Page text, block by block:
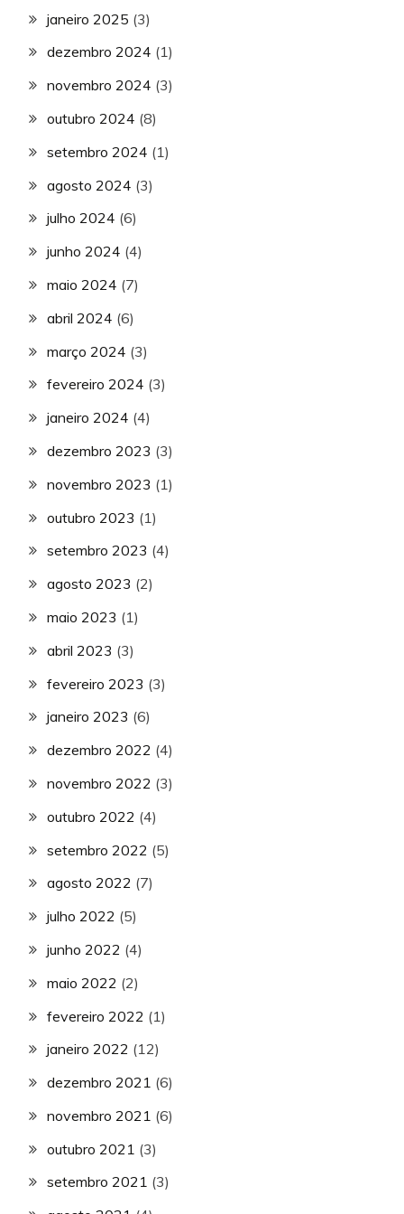
janeiro 2025 (3)
dezembro 2024 (1)
novembro 2024 (3)
outubro 2024 (8)
setembro 2024 (1)
agosto 2024 (3)
julho 2024 (6)
junho 2024 (4)
maio 2024 (7)
abril 2024 (6)
março 2024 (3)
fevereiro 2024 (3)
janeiro 2024 (4)
dezembro 2023 (3)
novembro 2023 (1)
outubro 2023 (1)
setembro 2023 (4)
agosto 2023 (2)
maio 2023 (1)
abril 2023 (3)
fevereiro 2023 (3)
janeiro 2023 (6)
dezembro 2022 (4)
novembro 2022 (3)
outubro 2022 (4)
setembro 2022 (5)
agosto 2022 (7)
julho 2022 (5)
junho 2022 (4)
maio 2022 (2)
fevereiro 2022 (1)
janeiro 2022 (12)
dezembro 2021 (6)
novembro 2021 (6)
outubro 2021 (3)
setembro 2021 (3)